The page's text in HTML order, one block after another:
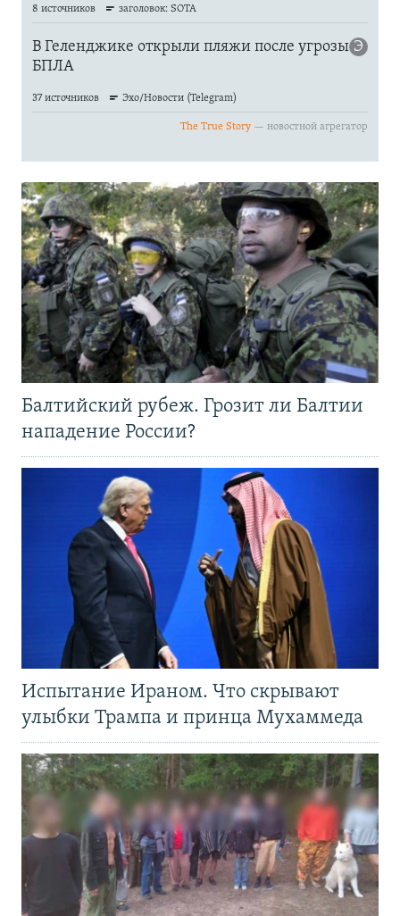
Балтийский рубеж. Грозит ли Балтии
нападение России?
Испытание Ираном. Что скрывают
улыбки Трампа и принца Мухаммеда